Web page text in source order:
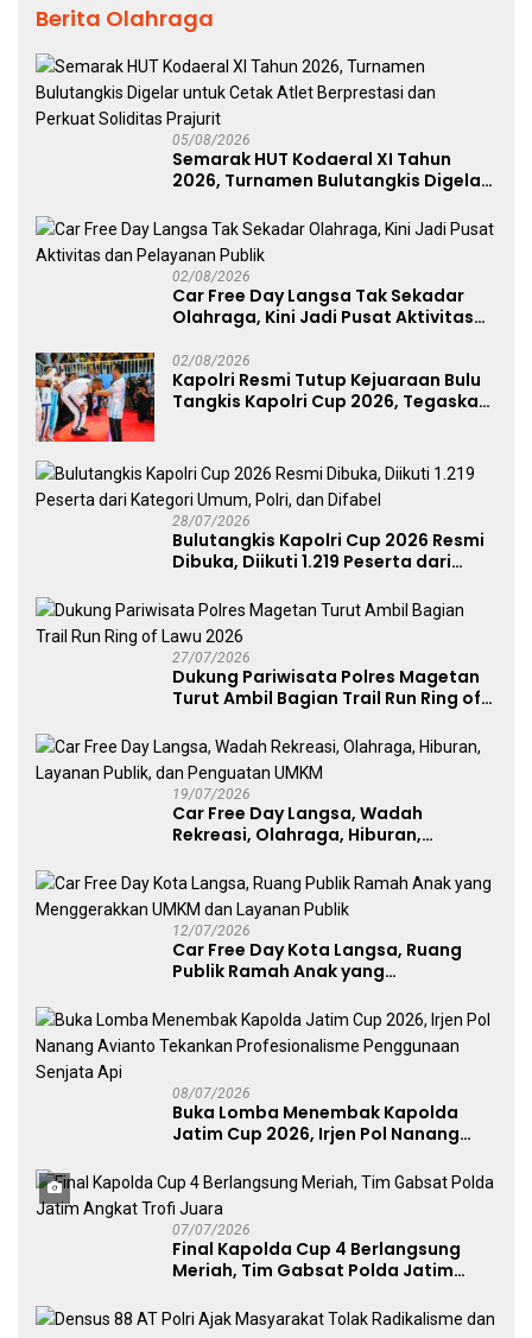
Berita Olahraga
05/08/2026
Semarak HUT Kodaeral XI Tahun
2026, Turnamen Bulutangkis Digelar
Perkuat Soliditas Prajurit
02/08/2026
Car Free Day Langsa Tak Sekadar
Olahraga, Kini Jadi Pusat Aktivitas
02/08/2026
Kapolri Resmi Tutup Kejuaraan Bulu
Tangkis Kapolri Cup 2026, Tegaskan
28/07/2026
Bulutangkis Kapolri Cup 2026 Resmi
Dibuka, Diikuti 1.219 Peserta dari
27/07/2026
Dukung Pariwisata Polres Magetan
Turut Ambil Bagian Trail Run Ring of
19/07/2026
Car Free Day Langsa, Wadah
Rekreasi, Olahraga, Hiburan,
UMKM
12/07/2026
Car Free Day Kota Langsa, Ruang
Publik Ramah Anak yang
Publik
08/07/2026
Buka Lomba Menembak Kapolda
Jatim Cup 2026, Irjen Pol Nanang
Penggunaan Senjata Api
07/07/2026
Final Kapolda Cup 4 Berlangsung
Meriah, Tim Gabsat Polda Jatim